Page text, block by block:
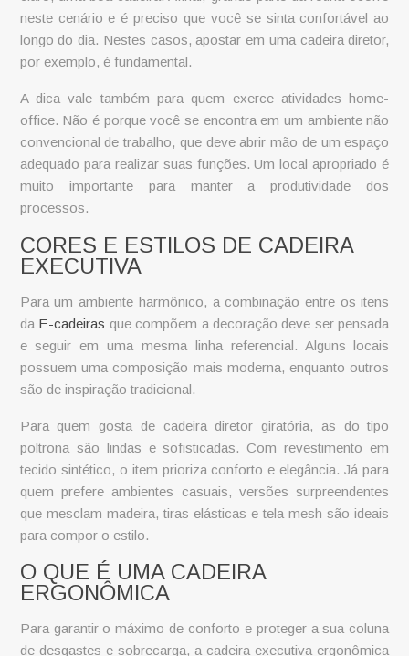
neste cenário e é preciso que você se sinta confortável ao
longo do dia. Nestes casos, apostar em uma cadeira diretor,
por exemplo, é fundamental.
A dica vale também para quem exerce atividades home-
office. Não é porque você se encontra em um ambiente não
convencional de trabalho, que deve abrir mão de um espaço
adequado para realizar suas funções. Um local apropriado é
muito importante para manter a produtividade dos
processos.
CORES E ESTILOS DE CADEIRA
EXECUTIVA
Para um ambiente harmônico, a combinação entre os itens
da E-cadeiras que compõem a decoração deve ser pensada
e seguir em uma mesma linha referencial. Alguns locais
possuem uma composição mais moderna, enquanto outros
são de inspiração tradicional.
Para quem gosta de cadeira diretor giratória, as do tipo
poltrona são lindas e sofisticadas. Com revestimento em
tecido sintético, o item prioriza conforto e elegância. Já para
quem prefere ambientes casuais, versões surpreendentes
que mesclam madeira, tiras elásticas e tela mesh são ideais
para compor o estilo.
O QUE É UMA CADEIRA
ERGONÔMICA
Para garantir o máximo de conforto e proteger a sua coluna
de desgastes e sobrecarga, a cadeira executivaergonômica